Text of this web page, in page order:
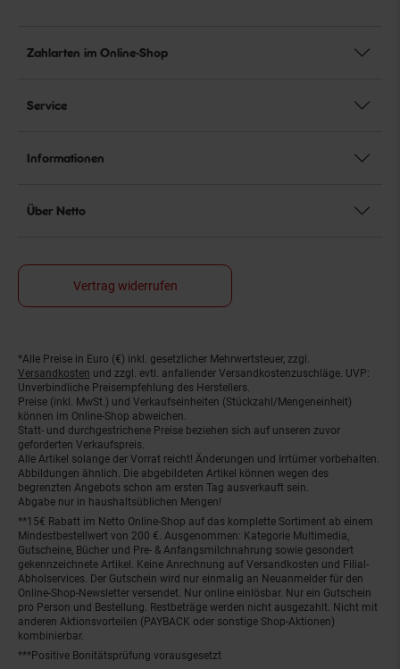
Zahlarten im Online-Shop
Service
Informationen
Über Netto
Vertrag widerrufen
Fußnoten
*Alle Preise in Euro (€) inkl. gesetzlicher Mehrwertsteuer, zzgl.
Versandkosten und zzgl. evtl. anfallender Versandkostenzuschläge. UVP:
Unverbindliche Preisempfehlung des Herstellers.
Preise (inkl. MwSt.) und Verkaufseinheiten (Stückzahl/Mengeneinheit)
können im Online-Shop abweichen.
Statt- und durchgestrichene Preise beziehen sich auf unseren zuvor
geforderten Verkaufspreis.
Alle Artikel solange der Vorrat reicht! Änderungen und Irrtümer vorbehalten.
Abbildungen ähnlich. Die abgebildeten Artikel können wegen des
begrenzten Angebots schon am ersten Tag ausverkauft sein.
Abgabe nur in haushaltsüblichen Mengen!
**15€ Rabatt im Netto Online-Shop auf das komplette Sortiment ab einem
Mindestbestellwert von 200 €. Ausgenommen: Kategorie Multimedia,
Gutscheine, Bücher und Pre- & Anfangsmilchnahrung sowie gesondert
gekennzeichnete Artikel. Keine Anrechnung auf Versandkosten und Filial-
Abholservices. Der Gutschein wird nur einmalig an Neuanmelder für den
Online-Shop-Newsletter versendet. Nur online einlösbar. Nur ein Gutschein
pro Person und Bestellung. Restbeträge werden nicht ausgezahlt. Nicht mit
anderen Aktionsvorteilen (PAYBACK oder sonstige Shop-Aktionen)
kombinierbar.
***Positive Bonitätsprüfung vorausgesetzt